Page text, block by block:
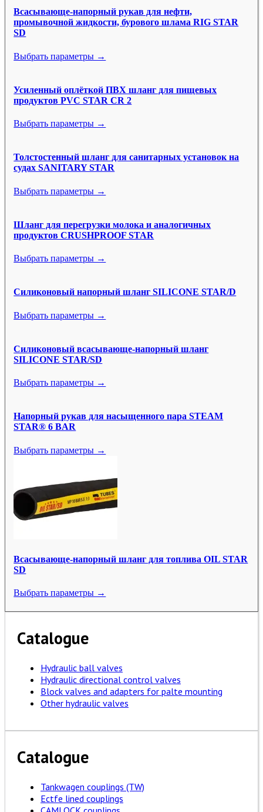
Всасывающе-напорный рукав для нефти,
промывочной жидкости, бурового шлама RIG STAR
SD
Выбрать параметры →
Усиленный оплёткой ПВХ шланг для пищевых
продуктов PVC STAR CR 2
Выбрать параметры →
Толстостенный шланг для санитарных установок на
судах SANITARY STAR
Выбрать параметры →
Шланг для перегрузки молока и аналогичных
продуктов CRUSHPROOF STAR
Выбрать параметры →
Силиконовый напорный шланг SILICONE STAR/D
Выбрать параметры →
Силиконовый всасывающе-напорный шланг
SILICONE STAR/SD
Выбрать параметры →
Напорный рукав для насыщенного пара STEAM
STAR® 6 BAR
Выбрать параметры →
Всасывающе-напорный шланг для топлива OIL STAR
SD
Выбрать параметры →
Catalogue
Hydraulic ball valves
Hydraulic directional control valves
Block valves and adapters for palte mounting
Other hydraulic valves
Catalogue
Tankwagen couplings (TW)
Ectfe lined couplings